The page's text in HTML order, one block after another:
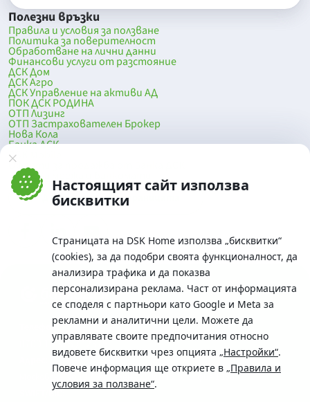
Настоящият сайт използва
бисквитки
Страницата на DSK Home използва „бисквитки“
(cookies), за да подобри своята функционалност, да
анализира трафика и да показва
персонализирана реклама. Част от информацията
се споделя с партньори като Google и Meta за
рекламни и аналитични цели. Можете да
управлявате своите предпочитания относно
видовете бисквитки чрез опцията „Настройки“.
Повече информация ще откриете в „Правила и
условия за ползване“.
Полезни връзки
Правила и условия за ползване
Политика за поверителност
Обработване на лични данни
Финансови услуги от разстояние
ДСК Дом
ДСК Агро
ДСК Управление на активи АД
ПОК ДСК РОДИНА
ОТП Лизинг
ОТП Застрахователен Брокер
Нова Кола
Банка ДСК
DSK Mobile
Оферти за продажба от Банка ДСК
Клонова мрежа и банкомати
До началото на страницата
Телефон:
0700 10 375 / *2375
Московска No.19 / ул. Г. Бенковски No. 5, София 1036
SWIFT/BIC: